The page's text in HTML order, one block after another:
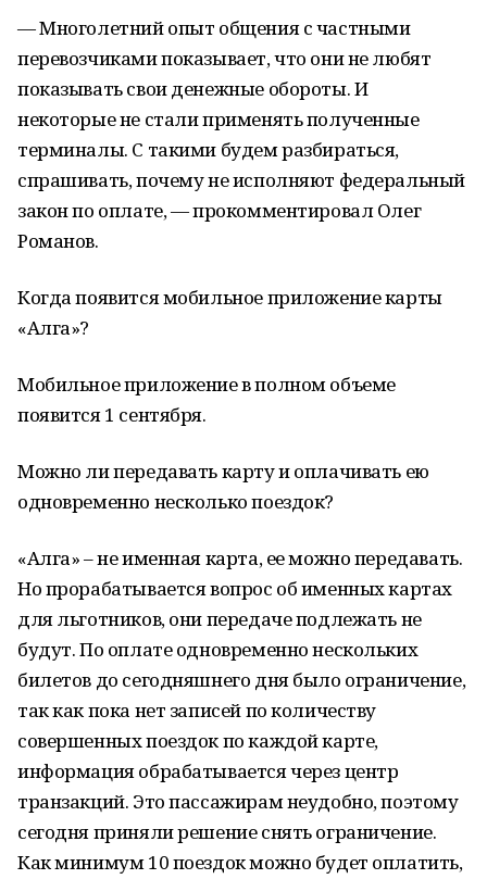
— Многолетний опыт общения с частными
перевозчиками показывает, что они не любят
показывать свои денежные обороты. И
некоторые не стали применять полученные
терминалы. С такими будем разбираться,
спрашивать, почему не исполняют федеральный
закон по оплате, — прокомментировал Олег
Романов.
Когда появится мобильное приложение карты
«Алга»?
Мобильное приложение в полном объеме
появится 1 сентября.
Можно ли передавать карту и оплачивать ею
одновременно несколько поездок?
«Алга» – не именная карта, ее можно передавать.
Но прорабатывается вопрос об именных картах
для льготников, они передаче подлежать не
будут. По оплате одновременно нескольких
билетов до сегодняшнего дня было ограничение,
так как пока нет записей по количеству
совершенных поездок по каждой карте,
информация обрабатывается через центр
транзакций. Это пассажирам неудобно, поэтому
сегодня приняли решение снять ограничение.
Как минимум 10 поездок можно будет оплатить,